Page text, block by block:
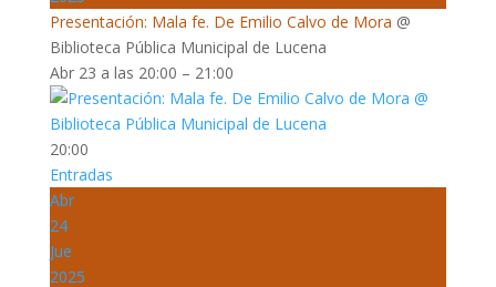
Presentación: Mala fe. De Emilio Calvo de Mora @
Biblioteca Pública Municipal de Lucena
Abr 23 a las 20:00 – 21:00
20:00
Entradas
Abr
24
Jue
2025